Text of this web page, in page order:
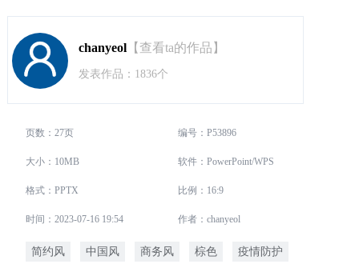
chanyeol【查看ta的作品】
发表作品：1836个
页数：27页 编号：P53896
大小：10MB 软件：PowerPoint/WPS
格式：PPTX 比例：16:9
时间：2023-07-16 19:54 作者：chanyeol
简约风 中国风 商务风 棕色 疫情防护